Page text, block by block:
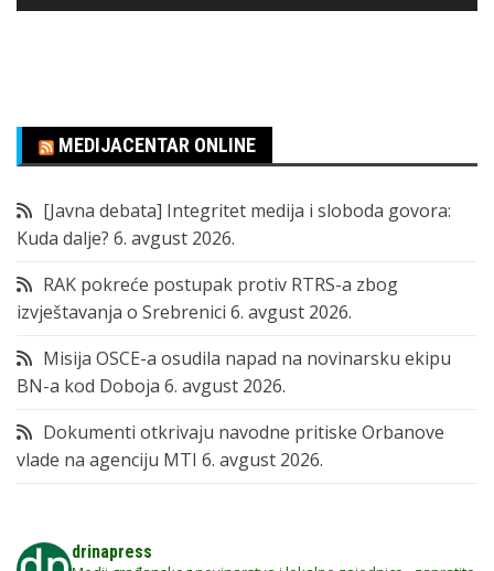
MEDIJACENTAR ONLINE
[Javna debata] Integritet medija i sloboda govora:
Kuda dalje? 6. avgust 2026.
RAK pokreće postupak protiv RTRS-a zbog
izvještavanja o Srebrenici 6. avgust 2026.
Misija OSCE-a osudila napad na novinarsku ekipu
BN-a kod Doboja 6. avgust 2026.
Dokumenti otkrivaju navodne pritiske Orbanove
vlade na agenciju MTI 6. avgust 2026.
drinapress